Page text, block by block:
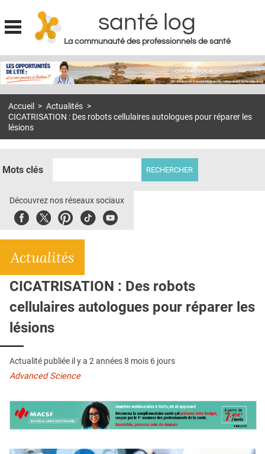
Jump to navigation
santé log
La communauté des professionnels de santé
MON COMPTE
S'ABONNER À LA REVUE SOIN À DOMICILE
E-REVUE SAD
THÉMA
CRÉDITS
Accueil > Actualités >
CICATRISATION : Des robots cellulaires autologues pour réparer les
lésions
Mots clés
Découvrez nos réseaux sociaux
FacebookTwitterPinterest
TiktokYoubute
Actualités
CICATRISATION : Des robots
cellulaires autologues pour réparer les
lésions
Actualité publiée il y a 2 années 8 mois 6 jours
Advanced Science